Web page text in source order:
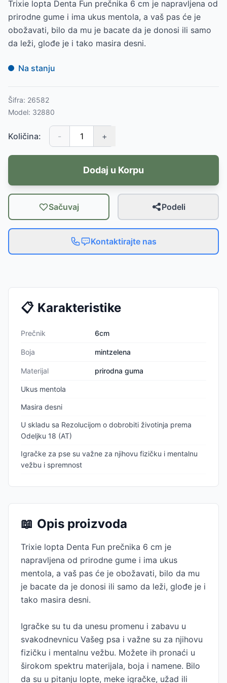
Trixie lopta Denta Fun prečnika 6 cm je napravljena od
prirodne gume i ima ukus mentola, a vaš pas će je
obožavati, bilo da mu je bacate da je donosi ili samo
da leži, glođe je i tako masira desni.
Na stanju
Šifra: 26582
Model: 32880
Količina: - +
Dodaj u Korpu
Sačuvaj Podeli
Kontaktirajte nas
📋 Karakteristike
Prečnik 6cm
Boja mintzelena
Materijal prirodna guma
Ukus mentola
Masira desni
U skladu sa Rezolucijom o dobrobiti životinja prema
Odeljku 18 (AT)
Igračke za pse su važne za njihovu fizičku i mentalnu
vežbu i spremnost
📖 Opis proizvoda
Trixie lopta Denta Fun prečnika 6 cm je
napravljena od prirodne gume i ima ukus
mentola, a vaš pas će je obožavati, bilo da mu
je bacate da je donosi ili samo da leži, glođe je i
tako masira desni.
Igračke su tu da unesu promenu i zabavu u
svakodnevnicu Vašeg psa i važne su za njihovu
fizičku i mentalnu vežbu. Možete ih pronaći u
širokom spektru materijala, boja i namene. Bilo
da su u pitanju lopte, meke igračke, užad ili